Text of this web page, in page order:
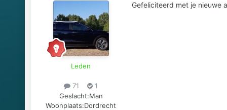
Leden
71
1
Geslacht:Man
Woonplaats:Dordrecht
Gefeliciteerd met je nieuwe